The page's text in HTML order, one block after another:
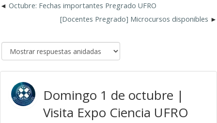
Octubre: Fechas importantes Pregrado UFRO
[Docentes Pregrado] Microcursos disponibles
Domingo 1 de octubre |
Visita Expo Ciencia UFRO